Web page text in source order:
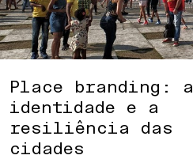
Place branding: a
identidade e a
resiliência das
cidades